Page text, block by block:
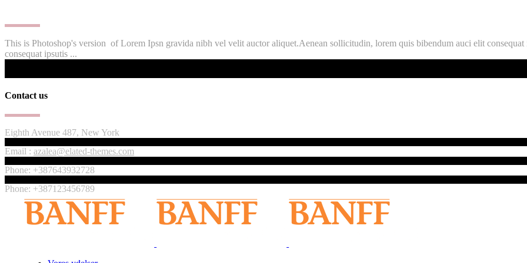
This is Photoshop's version of Lorem Ipsn gravida nibh vel velit auctor aliquet.Aenean sollicitudin, lorem quis bibendum auci elit
consequat ipsutis ...
Contact us
Eighth Avenue 487, New York
Email : azalea@elated-themes.com
Phone: +387643932728
Phone: +387123456789